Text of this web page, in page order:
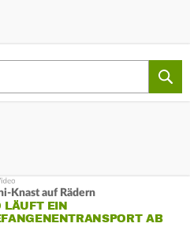
Knast auf Rädern
LÄUFT EIN
AB